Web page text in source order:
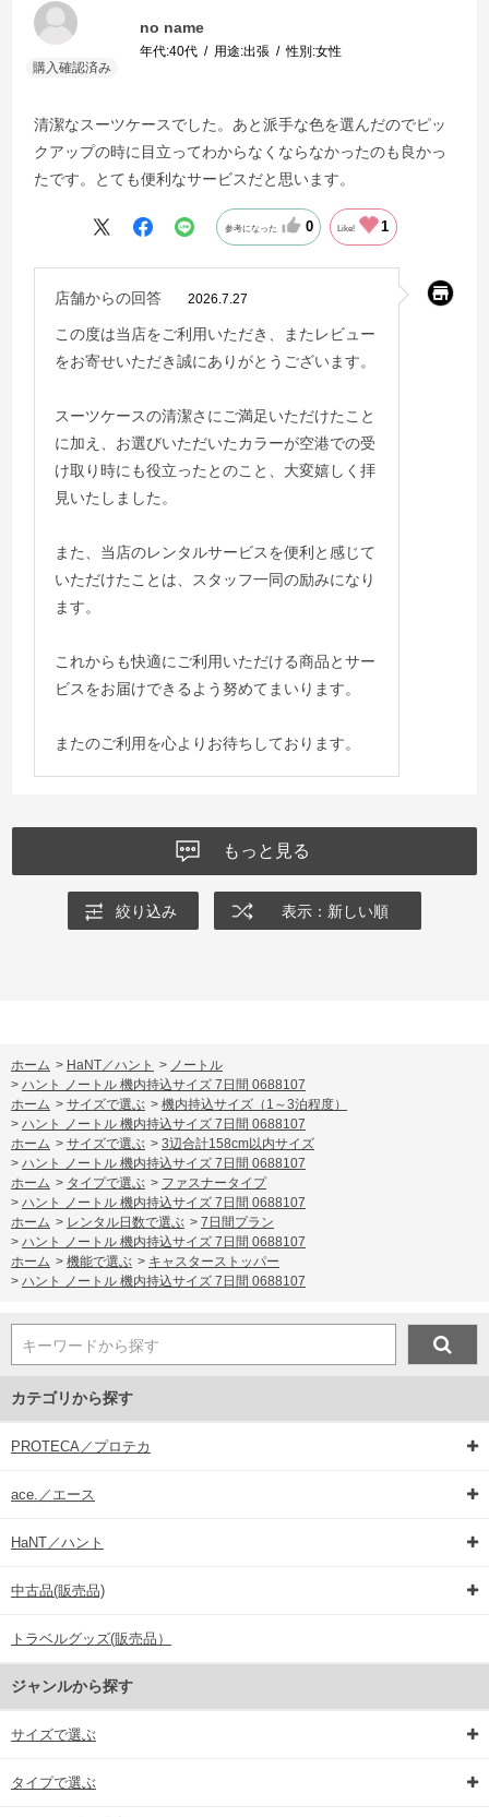
no name
年代:40代 用途:出張 性別:女性
清潔なスーツケースでした。あと派手な色を選んだのでピッ
クアップの時に目立ってわからなくならなかったのも良かっ
たです。とても便利なサービスだと思います。
参考になった 0 Like! 1
店舗からの回答 2026.7.27
この度は当店をご利用いただき、またレビュー
をお寄せいただき誠にありがとうございます。
スーツケースの清潔さにご満足いただけたこと
に加え、お選びいただいたカラーが空港での受
け取り時にも役立ったとのこと、大変嬉しく拝
見いたしました。
また、当店のレンタルサービスを便利と感じて
いただけたことは、スタッフ一同の励みになり
ます。
これからも快適にご利用いただける商品とサー
ビスをお届けできるよう努めてまいります。
またのご利用を心よりお待ちしております。
もっと見る
絞り込み 表示：新しい順
ホーム > HaNT／ハント > ノートル
> ハント ノートル 機内持込サイズ 7日間 0688107
ホーム > サイズで選ぶ > 機内持込サイズ（1～3泊程度）
> ハント ノートル 機内持込サイズ 7日間 0688107
ホーム > サイズで選ぶ > 3辺合計158cm以内サイズ
> ハント ノートル 機内持込サイズ 7日間 0688107
ホーム > タイプで選ぶ > ファスナータイプ
> ハント ノートル 機内持込サイズ 7日間 0688107
ホーム > レンタル日数で選ぶ > 7日間プラン
> ハント ノートル 機内持込サイズ 7日間 0688107
ホーム > 機能で選ぶ > キャスターストッパー
> ハント ノートル 機内持込サイズ 7日間 0688107
キーワードから探す
カテゴリから探す
PROTECA／プロテカ
ace.／エース
HaNT／ハント
中古品(販売品)
トラベルグッズ(販売品）
ジャンルから探す
サイズで選ぶ
タイプで選ぶ